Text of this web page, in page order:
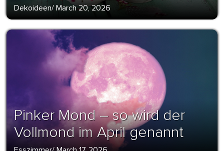
Dekoideen/ March 20, 2026
Pinker Mond – so wird der
Vollmond im April genannt